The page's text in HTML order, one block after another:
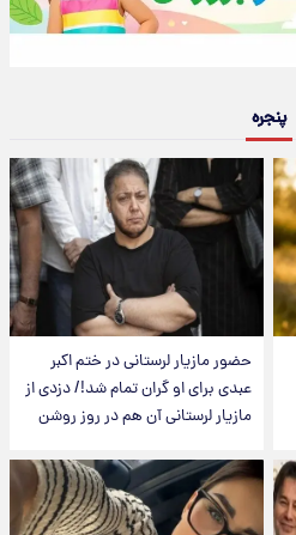
پنجره
حضور مازیار لرستانی در ختم اکبر
عبدی برای او گران تمام شد!/ دزدی از
مازیار لرستانی آن هم در روز روشن